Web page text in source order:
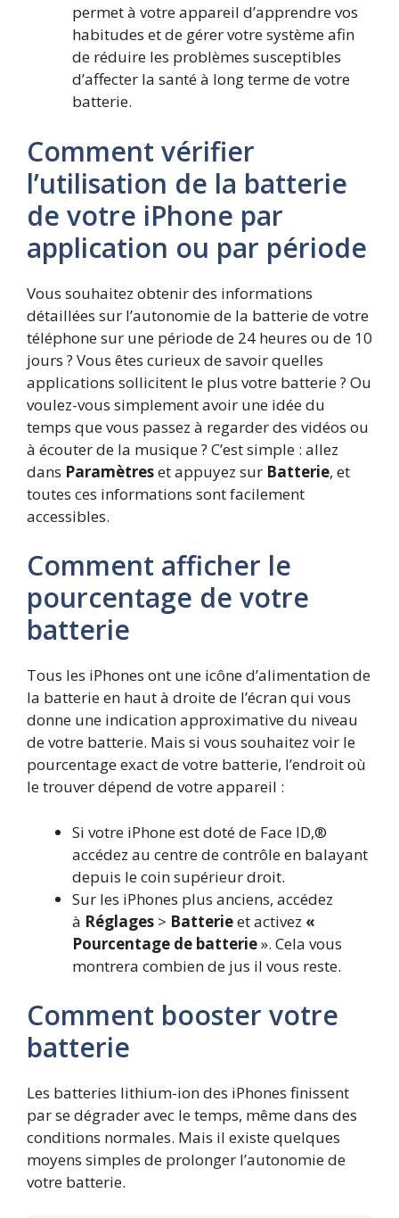
permet à votre appareil d’apprendre vos
habitudes et de gérer votre système afin
de réduire les problèmes susceptibles
d’affecter la santé à long terme de votre
batterie.
Comment vérifier
l’utilisation de la batterie
de votre iPhone par
application ou par période
Vous souhaitez obtenir des informations
détaillées sur l’autonomie de la batterie de votre
téléphone sur une période de 24 heures ou de 10
jours ? Vous êtes curieux de savoir quelles
applications sollicitent le plus votre batterie ? Ou
voulez-vous simplement avoir une idée du
temps que vous passez à regarder des vidéos ou
à écouter de la musique ? C’est simple : allez
dans Paramètreset appuyez sur Batterie, et
toutes ces informations sont facilement
accessibles.
Comment afficher le
pourcentage de votre
batterie
Tous les iPhones ont une icône d’alimentation de
la batterie en haut à droite de l’écran qui vous
donne une indication approximative du niveau
de votre batterie. Mais si vous souhaitez voir le
pourcentage exact de votre batterie, l’endroit où
le trouver dépend de votre appareil :
Si votre iPhone est doté de Face ID,®
accédez au centre de contrôle en balayant
depuis le coin supérieur droit.
Sur les iPhones plus anciens, accédez
à Réglages > Batterieet activez «
Pourcentage de batterie». Cela vous
montrera combien de jus il vous reste.
Comment booster votre
batterie
Les batteries lithium-ion des iPhones finissent
par se dégrader avec le temps, même dans des
conditions normales. Mais il existe quelques
moyens simples de prolonger l’autonomie de
votre batterie.